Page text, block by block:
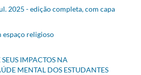
2025 - edição completa, com capa
espaço religioso
IMPACTOS NA
MENTAL DOS ESTUDANTES